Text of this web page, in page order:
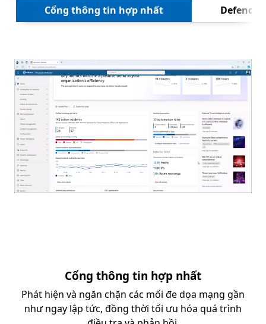
Cổng thông tin hợp nhất Defender
Tiếp
Hoạt ảnh về trang chủ của bảng điều khiển Microsoft
Cổng thông tin hợp nhất
Phát hiện và ngăn chặn các mối đe dọa mạng gần
như ngay lập tức, đồng thời tối ưu hóa quá trình